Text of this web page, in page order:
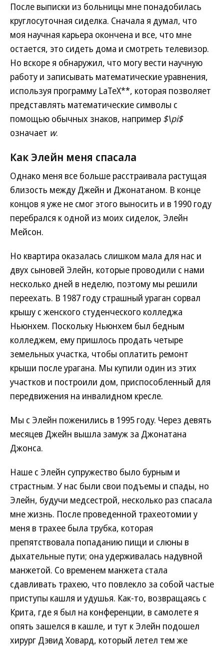
После выписки из больницы мне понадобилась
круглосуточная сиделка. Сначала я думал, что
моя научная карьера окончена и все, что мне
остается, это сидеть дома и смотреть телевизор.
Но вскоре я обнаружил, что могу вести научную
работу и записывать математические уравнения,
используя программу LaTeX**, которая позволяет
представлять математические символы с
помощью обычных знаков, например $\pi$
означает w.
Как Элейн меня спасала
Однако меня все больше расстраивала растущая
близость между Джейн и Джонатаном. В конце
концов я уже не смог этого выносить и в 1990 году
перебрался к одной из моих сиделок, Элейн
Мейсон.
Но квартира оказалась слишком мала для нас и
двух сыновей Элейн, которые проводили с нами
несколько дней в неделю, поэтому мы решили
переехать. В 1987 году страшный ураган сорвал
крышу с женского студенческого колледжа
Ньюнхем. Поскольку Ньюнхем был бедным
колледжем, ему пришлось продать четыре
земельных участка, чтобы оплатить ремонт
крыши после урагана. Мы купили один из этих
участков и построили дом, приспособленный для
передвижения на инвалидном кресле.
Мы с Элейн поженились в 1995 году. Через девять
месяцев Джейн вышла замуж за Джонатана
Джонса.
Наше с Элейн супружество было бурным и
страстным. У нас были свои подъемы и спады, но
Элейн, будучи медсестрой, несколько раз спасала
мне жизнь. После проведенной трахеотомии у
меня в трахее была трубка, которая
препятствовала попаданию пищи и слюны в
дыхательные пути; она удерживалась надувной
манжетой. Со временем манжета стала
сдавливать трахею, что повлекло за собой частые
приступы кашля и удушья. Как-то, возвращаясь с
Крита, где я был на конференции, в самолете я
опять зашелся в кашле, и тут к Элейн подошел
хирург Дэвид Ховард, который летел тем же